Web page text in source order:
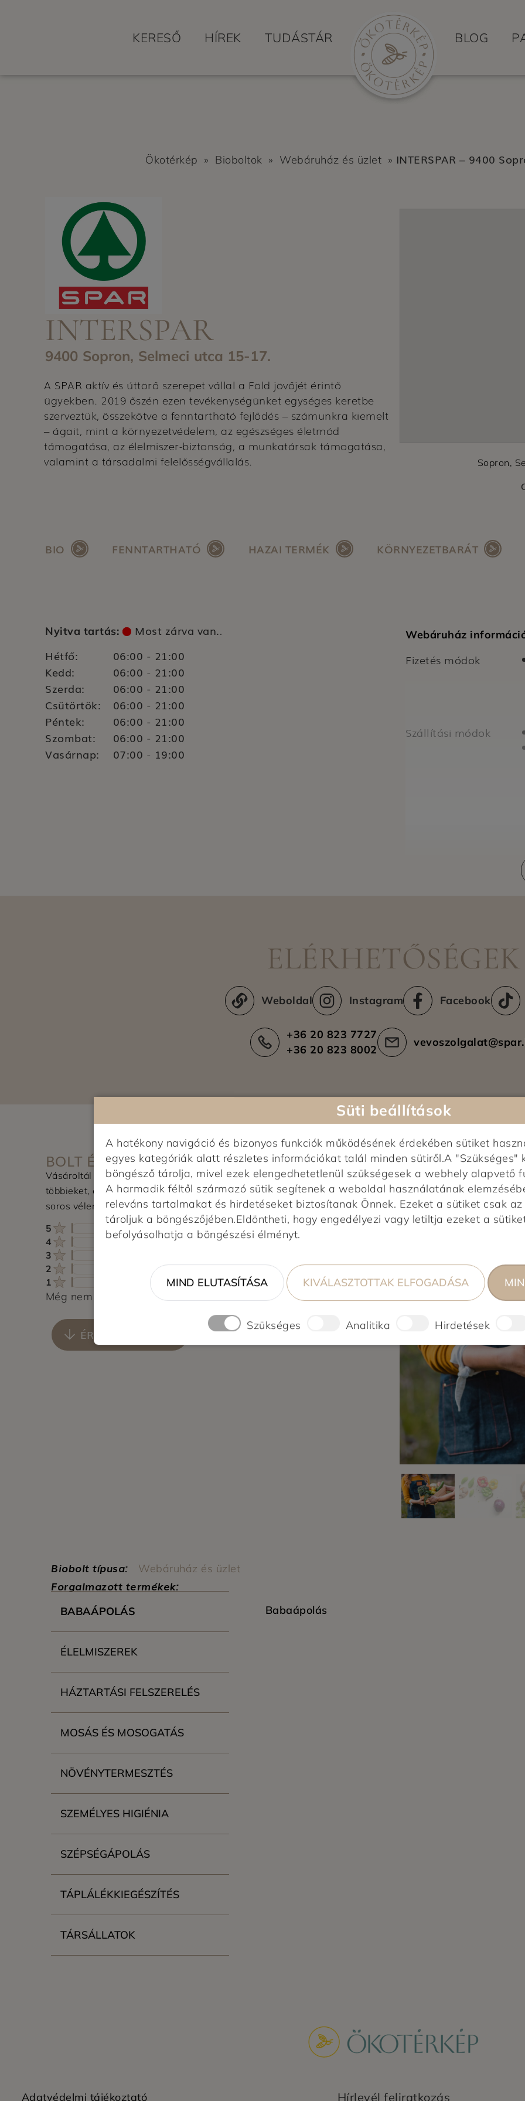
KERESŐ HÍREK TUDÁSTÁR BLOG
Ökotérkép » Bioboltok » Webáruház és üzlet » INTERSPAR – 9400
INTERSPAR
9400 Sopron, Selmeci utca 15-17.
A SPAR aktív és úttörő szerepet vállal a Föld jövőjét érintő
ügyekben. 2019 őszén ezen tevékenységünket egységes keretbe
szerveztük, összekötve a fenntartható fejlődés – számunkra kiemelt
– ágait, mint a környezetvédelem, az egészséges életmód
támogatása, az élelmiszer-biztonság, a munkatársak támogatása,
valamint a társadalmi felelősségvállalás.
Sopron,
BIO FENNTARTHATÓ HAZAI TERMÉK KÖRNYEZETBARÁT
Nyitva tartás: Most zárva van..
Hétfő: 06:00 - 21:00
Kedd:
06:00 - 21:00
Szerda:
06:00 - 21:00
Csütörtök:
06:00 - 21:00
Péntek:
06:00 - 21:00
Szombat:
06:00 - 21:00
Vasárnap:
07:00 - 19:00
Webáruház
Fizetés módok
Szállítási módok
ELÉRHETŐSÉGEK
Weboldal Instagram Facebook
+36 20 823 7727
+36 20 823 8002
BOLT ÉRTÉKELÉSE
Vásároltál az üzletben? Segítsd a
többieket, értékeld a boltot és írj pár
soros véleményt.
0,0
0 vélemény alapján
5
4
3
2
0%
1
0%
Még nem érkezett értékelés. Légy Te az első!
ÉRTÉKELÉS ÍRÁSA
Képek feltöltés alatt...
Biobolt típusa: Webáruház és üzlet
Forgalmazott termékek:
BABAÁPOLÁS
ÉLELMISZEREK
HÁZTARTÁSI FELSZERELÉS
MOSÁS ÉS MOSOGATÁS
NÖVÉNYTERMESZTÉS
SZEMÉLYES HIGIÉNIA
SZÉPSÉGÁPOLÁS
TÁPLÁLÉKKIEGÉSZÍTÉS
TÁRSÁLLATOK
Babaápolás
Adatvédelmi tájékoztató Hírlevél feliratkozás
Süti beállítások
A hatékony navigáció és bizonyos funkciók működésének érdekében sütiket
egyes kategóriák alatt részletes információkat talál minden sütiről.A "Szükséges"
böngésző tárolja, mivel ezek elengedhetetlenül szükségesek a webhely alapvető
A harmadik féltől származó sütik segítenek a weboldal használatának
releváns tartalmakat és hirdetéseket biztosítanak Önnek. Ezeket a sütiket csak
tároljuk a böngészőjében.Eldöntheti, hogy engedélyezi vagy letiltja ezeket a
befolyásolhatja a böngészési élményt.
MIND ELUTASÍTÁSA KIVÁLASZTOTTAK ELFOGADÁSA
Szükséges Analitika Hirdetések